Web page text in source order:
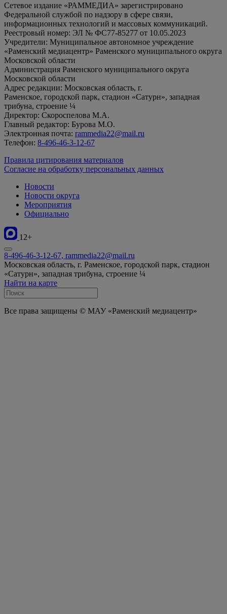
Сетевое издание «РАММЕДИА» зарегистрировано
Федеральной службой по надзору в сфере связи,
информационных технологий и массовых коммуникаций.
Реестровый номер: ЭЛ № ФС77-85277 от 10.05.2023
Учредители: Муниципальное автономное учреждение
«Раменский медиацентр» Раменского муниципального округа
Московской области
Администрация Раменского муниципального округа
Московской области
Адрес редакции: Московская область, г.
Раменское, городской парк, стадион «Сатурн», западная
трибуна, строение ¼
Директор: Скороспелова М.А.
Главный редактор: Бурова М.О.
Электронная почта: rammedia22@mail.ru
Телефон: 8-496-46-3-12-67
Правила цитирования материалов
Согласие на обработку персональных данных
Новости
Новости округа
Мероприятия
Официально
12+
8-496-46-3-12-67, rammedia22@mail.ru
Московская область, г. Раменское, городской парк, стадион
«Сатурн», западная трибуна, строение ¼
Найти на карте
Все права защищены © МАУ «Раменский медиацентр»